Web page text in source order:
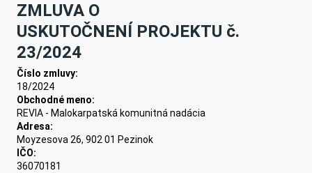
ZMLUVA O
USKUTOČNENÍ PROJEKTU č.
23/2024
Číslo zmluvy:
18/2024
Obchodné meno:
REVIA - Malokarpatská komunitná nadácia
Adresa:
Moyzesova 26, 902 01 Pezinok
IČO:
36070181